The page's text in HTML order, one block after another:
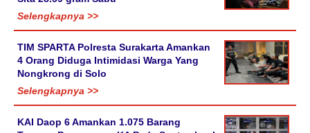
Selengkapnya >>
TIM SPARTA Polresta Surakarta Amankan
4 Orang Diduga Intimidasi Warga Yang
Nongkrong di Solo
Selengkapnya >>
KAI Daop 6 Amankan 1.075 Barang